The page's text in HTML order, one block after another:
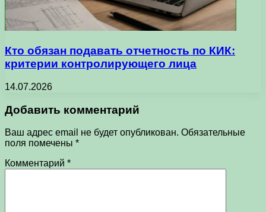
Кто обязан подавать отчетность по КИК:
критерии контролирующего лица
14.07.2026
Добавить комментарий
Ваш адрес email не будет опубликован. Обязательные
поля помечены *
Комментарий *